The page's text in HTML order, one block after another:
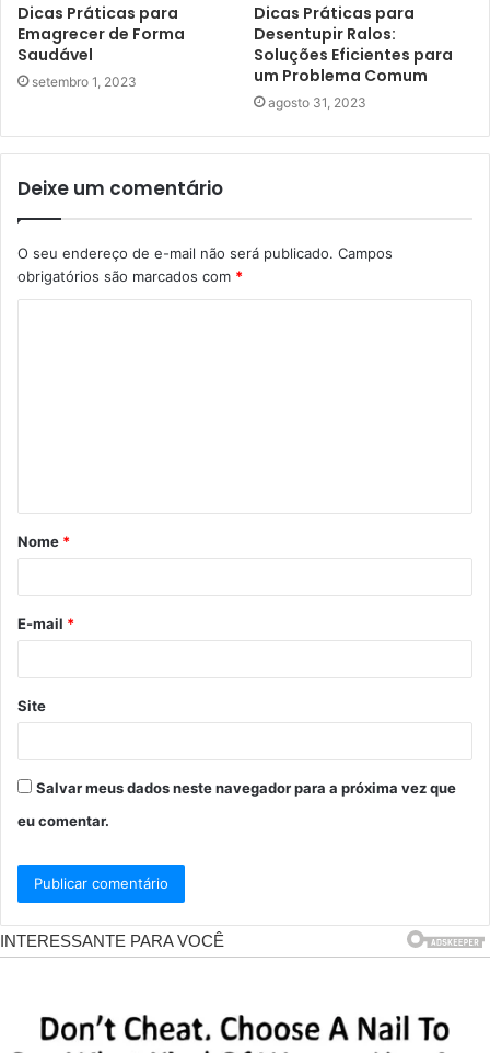
Dicas Práticas para
Emagrecer de Forma
Saudável
setembro 1, 2023
Dicas Práticas para
Desentupir Ralos:
Soluções Eficientes para
um Problema Comum
agosto 31, 2023
Deixe um comentário
O seu endereço de e-mail não será publicado. Campos
obrigatórios são marcados com *
á
r
*
Nome *
E-mail *
Site
Salvar meus dados neste navegador para a próxima vez que
eu comentar.